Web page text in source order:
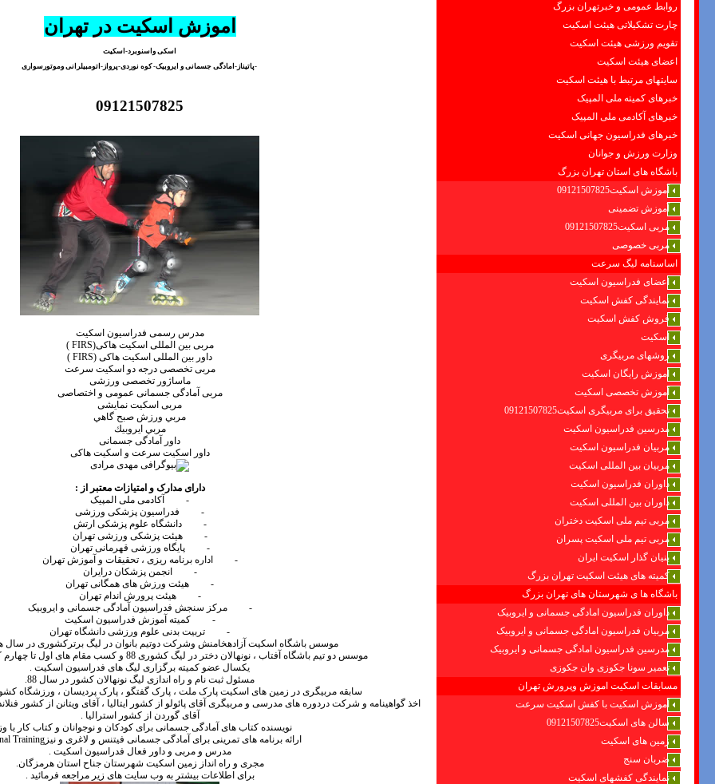
روابط عمومی و خبرتهران بزرگ
چارت تشکیلاتی هیئت اسکیت
تقویم ورزشی هیئت اسکیت
اعضای هیئت اسکیت
سایتهای مرتبط با هیئت اسکیت
خبرهای کمیته ملی المپیک
خبرهای آکادمی ملی المپیک
خبرهای فدراسیون جهانی اسکیت
وزارت ورزش و جوانان
باشگاه های استان تهران بزرگ
آموزش اسکیت09121507825
آموزش تضمینی
مربی اسکیت09121507825
مربی خصوصی
اساسنامه لیگ سرعت
اعضای فدراسیون اسکیت
نمایندگی کفش اسکیت
فروش کفش اسکیت
اسکیت
روشهای مربیگری
اموزش رایگان اسکیت
آموزش تخصصی اسکیت
تحقیق برای مربیگری اسکیت09121507825
مدرسین فدراسیون اسکیت
مربیان فدراسیون اسکیت
مربیان بین المللی اسکیت
داوران فدراسیون اسکیت
داوران بین المللی اسکیت
مربی تیم ملی اسکیت دختران
مربی تیم ملی اسکیت پسران
بنیان گذار اسکیت ایران
کمیته های هیئت اسکیت تهران بزرگ
باشگاه ها ی شهرستان های تهران بزرگ
داوران فدراسیون امادگی جسمانی و ایروبیک
مربیان فدراسیون امادگی جسمانی و ایروبیک
مدرسین فدراسیون امادگی جسمانی و ایروبیک
تعمیر سونا جکوزی وان جکوزی
مسابقات اسکیت اموزش وپرورش تهران
آموزش اسکیت با کفش اسکیت سرعت
سالن های اسکیت09121507825
زمین های اسکیت
ضربان سنج
نمایندگی کفشهای اسکیت
اموزش اسکیت در تهران
اسکی واسنوبرد-اسکیت
-پاتیناز-امادگی جسمانی و ایروبیک- کوه نوردی-پرواز-اتومبیلرانی وموتورسواری
09121507825
مدرس رسمی فدراسیون اسکیت
مربی بین المللی اسکیت هاکی(FIRS
)
داور بین المللی اسکیت هاکی (FIRS
)
مربی تخصصی درجه دو اسکیت سرعت
ماساژور تخصصی ورزشی
مربی آمادگی جسمانی عمومی و اختصاصی
مربی اسکیت نمایشی
مربي ورزش صبح گاهي
مربي ايروبيك
داور آمادگی جسمانی
داور اسکیت سرعت و اسکیت هاکی
دارای مدارک و امتیازات معتبر از :
-
آکادمی ملی المپیک
-
فدراسیون پزشکی ورزشی
-
دانشگاه علوم پزشکی ارتش
-
هیئت پزشکی ورزشی تهران
-
پایگاه ورزشی قهرمانی تهران
-
اداره برنامه ریزی ، تحقیقات و آموزش تهران
-
انجمن پزشکان درایران
-
هیئت ورزش های همگانی تهران
-
هیئت پرورش اندام تهران
-
مرکز سنجش فدراسیون آمادگی جسمانی و ایروبیک
-
کمیته آموزش فدراسیون اسکیت
-
تربیت بدنی علوم ورزشی دانشگاه تهران
موسس باشگاه اسکیت آزادهخامنش وشرکت دوتیم بانوان در لیگ برترکشوری در سال های 87 -86
موسس دو تیم باشگاه آفتاب ، نونهالان دختر در لیگ کشوری 88 و کسب مقام های اول تا چهارم کشوری توسط این تیم .
یکسال عضو کمیته برگزاری لیگ های فدراسیون اسکیت .
مسئول ثبت نام و راه اندازی لیگ نونهالان کشور در سال 88.
سابقه مربیگری در زمین های اسکیت پارک ملت ، پارک گفتگو ، پارک پردیسان ، ورزشگاه
اخذ گواهینامه و شرکت دردوره های مدرسی و مربیگری آقای پائولو از کشور ایتالیا ، آقای ویتانن از کشور
آقای گوردن از کشور استرالیا .
نویسنده کتاب های آمادگی جسمانی برای کودکان و نوجوانان و کتاب کار با
ارائه برنامه های تمرینی برای آمادگی جسمانی فیتنس و لاغری و نیز Training
مدرس و مربی و داور فعال فدراسیون اسکیت .
مجری و راه انداز زمین اسکیت شهرستان جناح استان هرمزگان.
برای اطلاعات بیشتر به وب سایت های زیر مراجعه فرمائید .